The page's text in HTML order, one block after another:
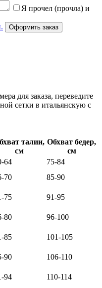
Я прочел (прочла) и
Оформить заказ
для заказа, переведите
сетки в итальянскую с
талии,
см
Обхват бедер,
см
64
75-84
70 85-90
75 91-95
80 96-100
85 101-105
90 106-110
94 110-114